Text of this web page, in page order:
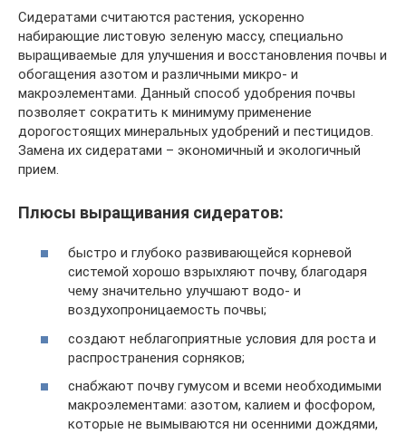
Сидератами считаются растения, ускоренно
набирающие листовую зеленую массу, специально
выращиваемые для улучшения и восстановления почвы и
обогащения азотом и различными микро- и
макроэлементами. Данный способ удобрения почвы
позволяет сократить к минимуму применение
дорогостоящих минеральных удобрений и пестицидов.
Замена их сидератами – экономичный и экологичный
прием.
Плюсы выращивания сидератов:
быстро и глубоко развивающейся корневой
системой хорошо взрыхляют почву, благодаря
чему значительно улучшают водо- и
воздухопроницаемость почвы;
создают неблагоприятные условия для роста и
распространения сорняков;
снабжают почву гумусом и всеми необходимыми
макроэлементами: азотом, калием и фосфором,
которые не вымываются ни осенними дождями,